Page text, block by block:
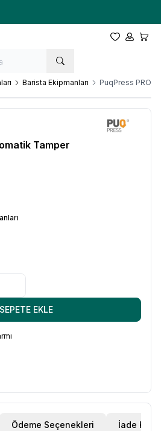
Favorilerim
Hesabım
Barista Ekipmanları PuqPress PRO -
Tamper
SEPETE EKLE
Ödeme Seçenekleri İade